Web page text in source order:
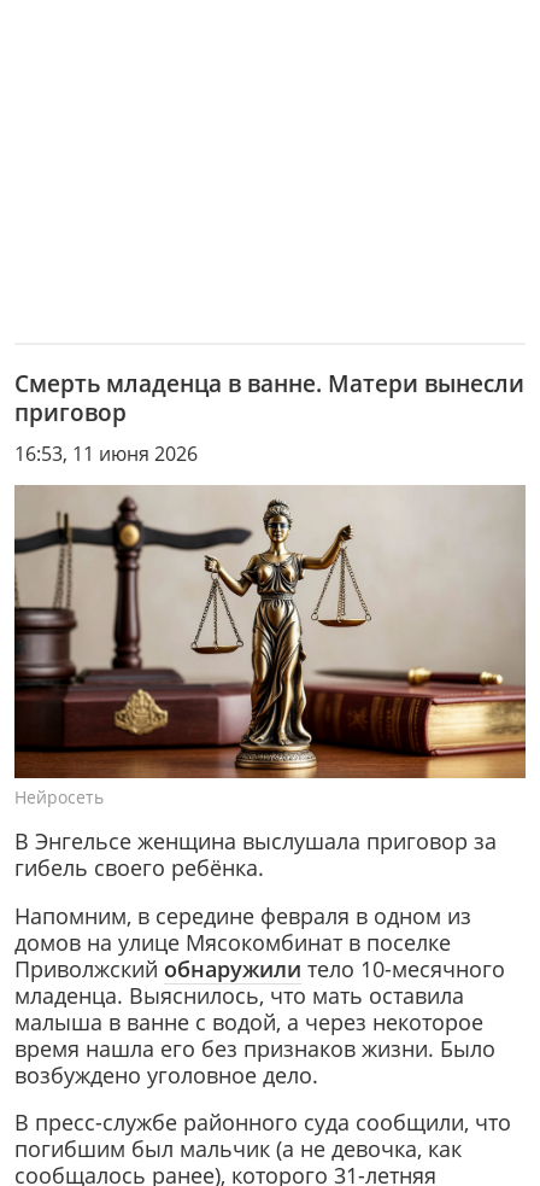
Смерть младенца в ванне. Матери вынесли
приговор
16:53, 11 июня 2026
Нейросеть
В Энгельсе женщина выслушала приговор за
гибель своего ребёнка.
Напомним, в середине февраля в одном из
домов на улице Мясокомбинат в поселке
Приволжский обнаружили тело 10-месячного
младенца. Выяснилось, что мать оставила
малыша в ванне с водой, а через некоторое
время нашла его без признаков жизни. Было
возбуждено уголовное дело.
В пресс-службе районного суда сообщили, что
погибшим был мальчик (а не девочка, как
сообщалось ранее), которого 31-летняя